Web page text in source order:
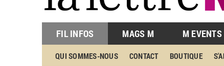
FIL INFOS MAGS M M EVENTS
QUI SOMMES-NOUS CONTACT BOUTIQUE